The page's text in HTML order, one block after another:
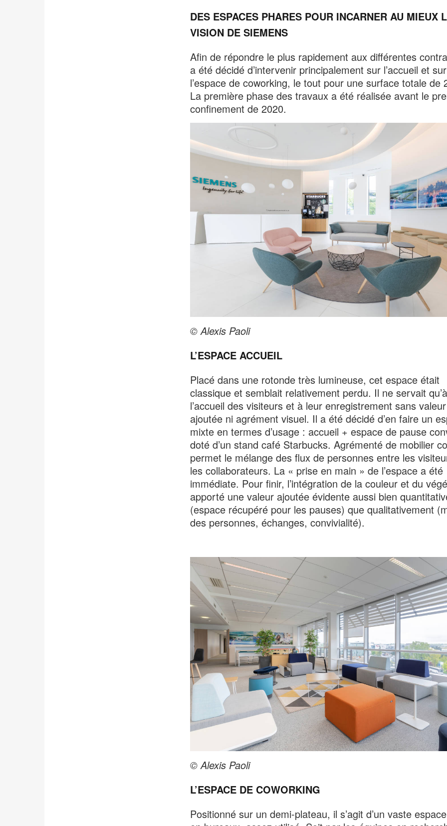
DES ESPACES PHARES POUR INCARNER AU MIEUX
VISION DE SIEMENS
Afin de répondre le plus rapidement aux différentes
a été décidé d’intervenir principalement sur l’accueil et sur
l’espace de coworking, le tout pour une surface totale de
La première phase des travaux a été réalisée avant le
confinement de 2020.
© Alexis Paoli
L’ESPACE ACCUEIL
Placé dans une rotonde très lumineuse, cet espace était
classique et semblait relativement perdu. Il ne servait qu’à
l’accueil des visiteurs et à leur enregistrement sans valeur
ajoutée ni agrément visuel. Il a été décidé d’en faire un
mixte en termes d’usage : accueil + espace de pause
doté d’un stand café Starbucks. Agrémenté de mobilier
permet le mélange des flux de personnes entre les
les collaborateurs. La « prise en main » de l’espace a été
immédiate. Pour finir, l’intégration de la couleur et du
apporté une valeur ajoutée évidente aussi bien
(espace récupéré pour les pauses) que qualitativement
des personnes, échanges, convivialité).
© Alexis Paoli
L’ESPACE DE COWORKING
Positionné sur un demi-plateau, il s’agit d’un vaste